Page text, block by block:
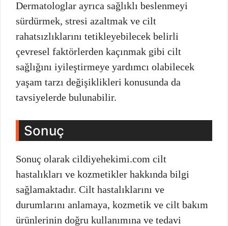
Dermatologlar ayrıca sağlıklı beslenmeyi
sürdürmek, stresi azaltmak ve cilt
rahatsızlıklarını tetikleyebilecek belirli
çevresel faktörlerden kaçınmak gibi cilt
sağlığını iyileştirmeye yardımcı olabilecek
yaşam tarzı değişiklikleri konusunda da
tavsiyelerde bulunabilir.
Sonuç
Sonuç olarak cildiyehekimi.com cilt
hastalıkları ve kozmetikler hakkında bilgi
sağlamaktadır. Cilt hastalıklarını ve
durumlarını anlamaya, kozmetik ve cilt bakım
ürünlerinin doğru kullanımına ve tedavi